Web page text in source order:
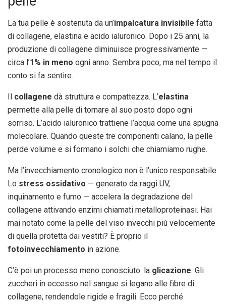
La tua pelle è sostenuta da un’impalcatura invisibile fatta
di collagene, elastina e acido ialuronico. Dopo i 25 anni, la
produzione di collagene diminuisce progressivamente —
circa l’1% in meno ogni anno. Sembra poco, ma nel tempo il
conto si fa sentire.
collagene dà struttura e compattezza. L’elastina
permette alla pelle di tornare al suo posto dopo ogni
sorriso. L’acido ialuronico trattiene l’acqua come una spugna
molecolare. Quando queste tre componenti calano, la pelle
perde volume e si formano i solchi che chiamiamo rughe.
Ma l’invecchiamento cronologico non è l’unico responsabile.
Lo stress ossidativo — generato da raggi UV,
inquinamento e fumo — accelera la degradazione del
collagene attivando enzimi chiamati metalloproteinasi. Hai
mai notato come la pelle del viso invecchi più velocemente
di quella protetta dai vestiti? È proprio il
fotoinvecchiamento in azione.
C’è poi un processo meno conosciuto: la glicazione. Gli
zuccheri in eccesso nel sangue si legano alle fibre di
collagene, rendendole rigide e fragili. Ecco perché